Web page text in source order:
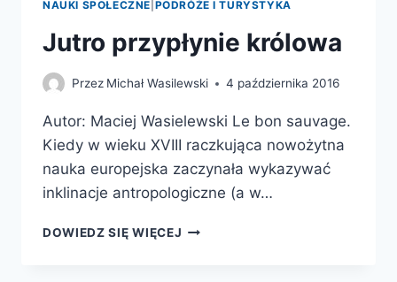
NAUKI SPOŁECZNE PODRÓŻE I TURYSTYKA
Jutro przypłynie królowa
Przez Michał Wasilewski 4 października 2016
Autor: Maciej Wasielewski Le bon sauvage.
Kiedy w wieku XVIII raczkująca nowożytna
nauka europejska zaczynała wykazywać
inklinacje antropologiczne (a w…
DOWIEDZ SIĘ WIĘCEJ JUTRO